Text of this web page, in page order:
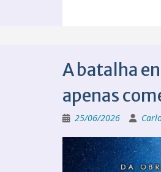
A batalha
apenas
25/06/2026